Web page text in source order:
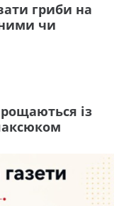
гриби на
чи
із